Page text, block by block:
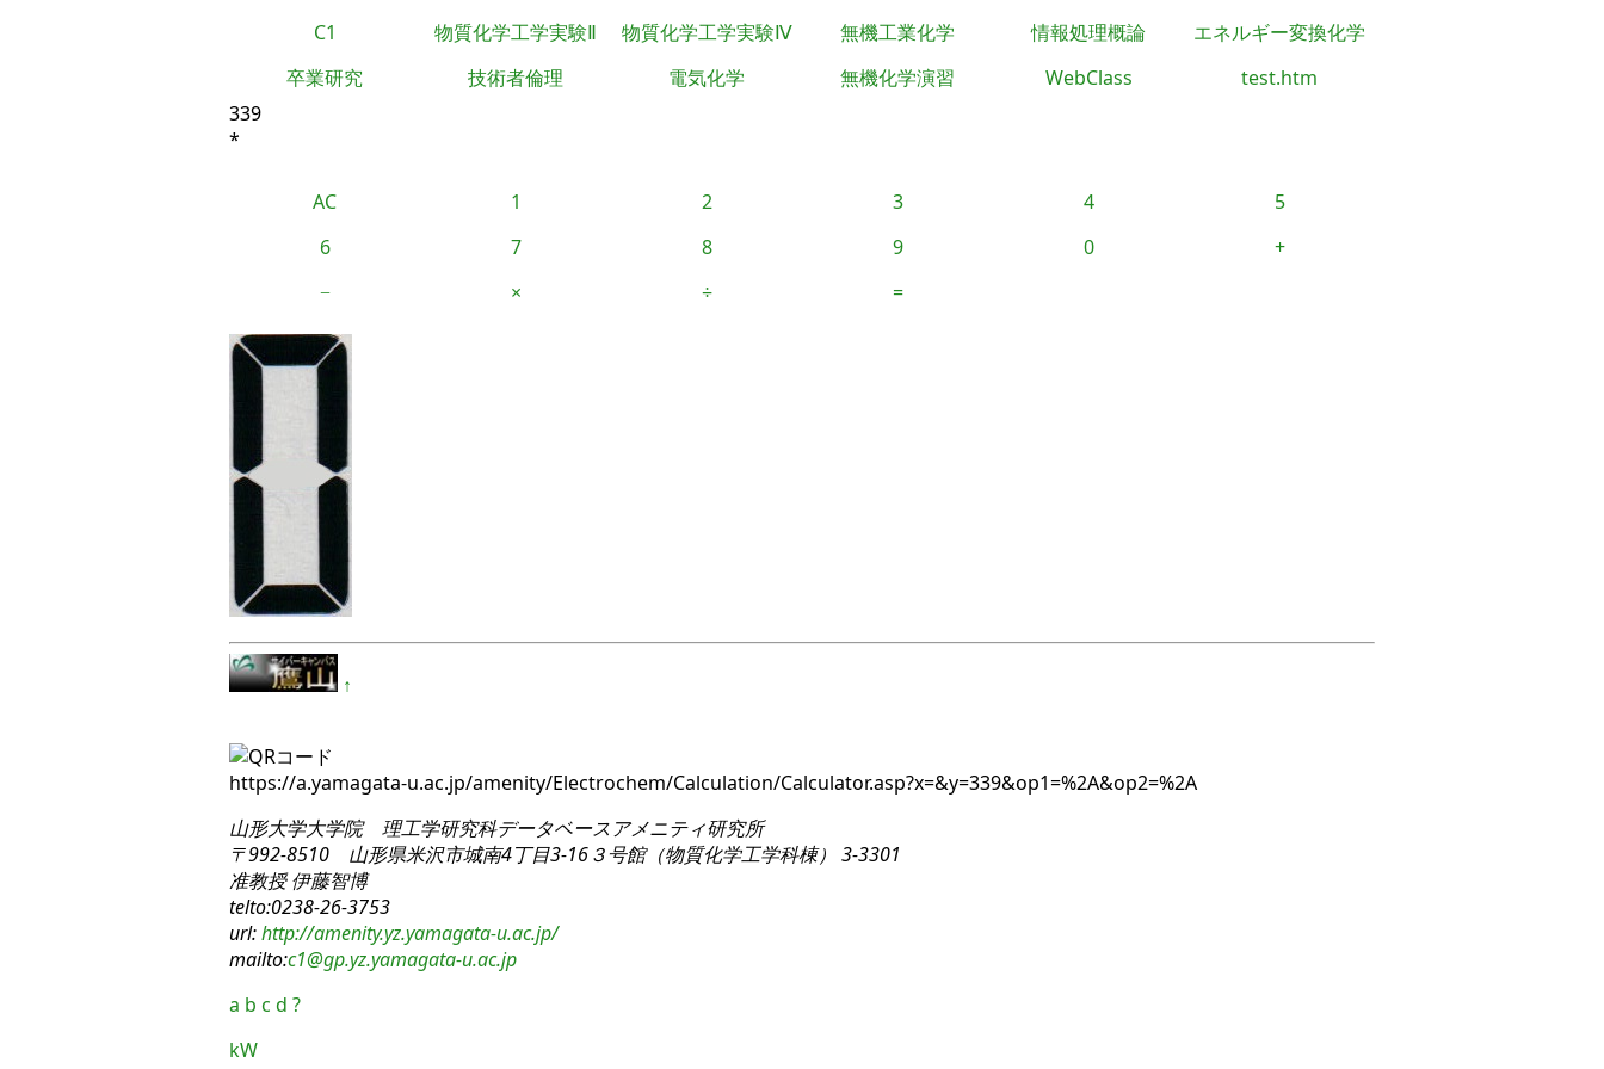
C1 物質化学工学実験Ⅱ 物質化学工学実験Ⅳ 無機工業化学 情報処理概論
エネルギー変換化学
卒業研究
技術者倫理 電気化学 無機化学演習 WebClass
test.htm
339
*
AC 1 2 3 4
5
6
7 8 9 0
+
−
× ÷ =
↑
https://a.yamagata-u.ac.jp/amenity/Electrochem/Calculation/Calculator.asp?x=&y=339&op1=%2A&op2=%2A
山形大学大学院 理工学研究科データベースアメニティ研究所
〒992-8510 山形県米沢市城南4丁目3-16３号館（物質化学工学科棟） 3-3301
准教授 伊藤智博
telto:0238-26-3753
url:http://amenity.yz.yamagata-u.ac.jp/
mailto:c1@gp.yz.yamagata-u.ac.jp
a b c d ?
kW